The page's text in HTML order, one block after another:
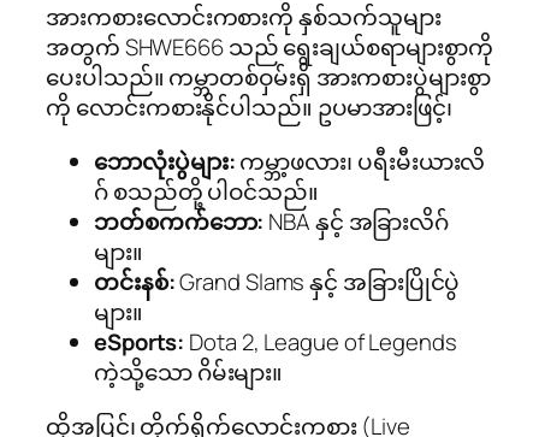
အားကစားလောင်းကစားကို နှစ်သက်သူများ
အတွက် SHWE666 သည် ရွေးချယ်စရာများစွာကို
ပေးပါသည်။ ကမ္ဘာတစ်ဝှမ်းရှိ အားကစားပွဲများစွာ
ကို လောင်းကစားနိုင်ပါသည်။ ဥပမာအားဖြင့်၊
ဘောလုံးပွဲများ:ကမ္ဘာ့ဖလား၊ ပရီးမီးယားလိ
ဂ် စသည်တို့ ပါဝင်သည်။
ဘတ်စကက်ဘော: NBA နှင့် အခြားလိဂ်
များ။
တင်းနစ်:Grand Slams နှင့် အခြားပြိုင်ပွဲ
များ။
eSports: Dota 2, League of Legends
ကဲ့သို့သော ဂိမ်းများ။
ထို့အပြင်၊ တိုက်ရိုက်လောင်းကစား (Live